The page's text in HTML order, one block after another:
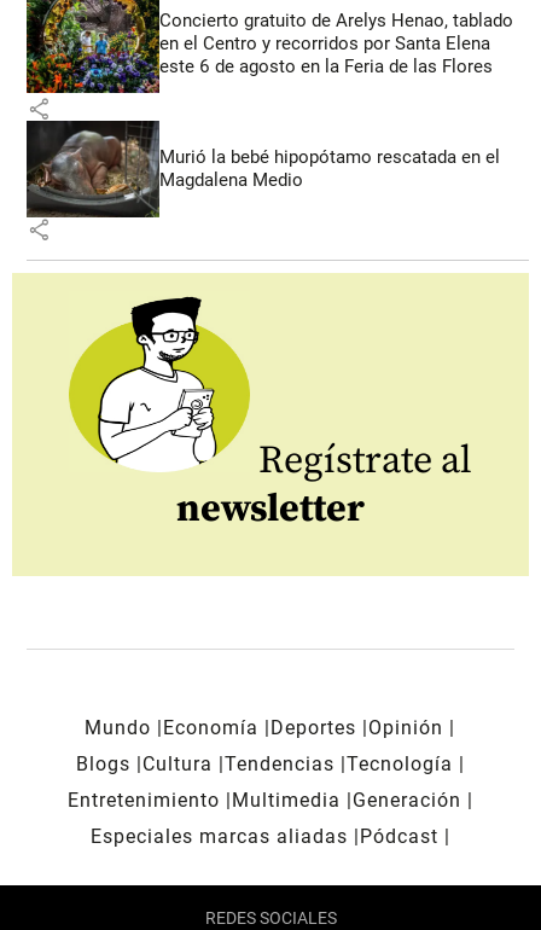
Concierto gratuito de Arelys Henao, tablado
en el Centro y recorridos por Santa Elena
este 6 de agosto en la Feria de las Flores
share
Murió la bebé hipopótamo rescatada en el
Magdalena Medio
share
Regístrate al
newsletter
Mundo Economía Deportes
Opinión
Blogs
Cultura Tendencias Tecnología
Entretenimiento
Multimedia
Generación
Especiales marcas aliadas
Pódcast
REDES SOCIALES